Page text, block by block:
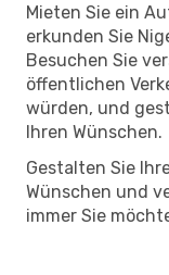
Mieten Sie ein
erkunden Sie
Besuchen Sie
öffentlichen
würden, und
Ihren Wünschen.
Gestalten Sie
Wünschen und
immer Sie